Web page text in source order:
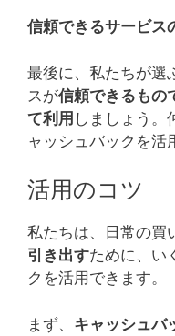
信頼できるサービス
最後に、私たちが選
スが信頼できるもの
て利用 しましょう。
ャッシュバックを活
活用のコツ
私たちは、日常の買
引き出すために、い
クを活用できます。
まず、 キャッシュバ